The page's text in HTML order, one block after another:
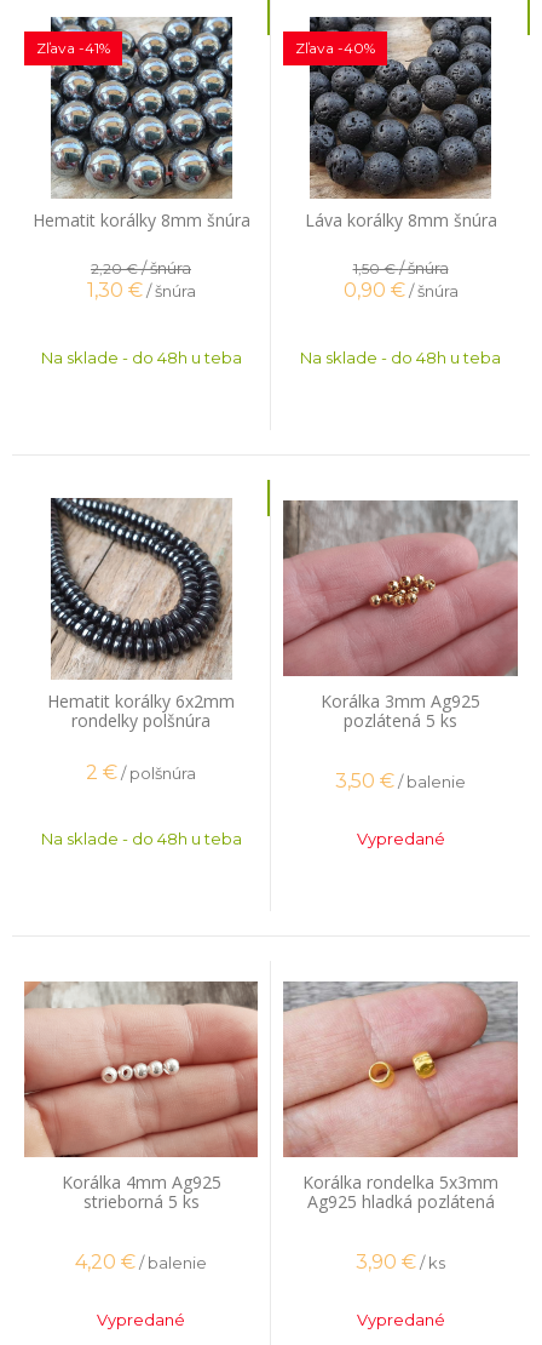
Hematit korálky 8mm šnúra
Zľava -41%
2,20 €/ šnúra
1,30 € / šnúra
Na sklade - do 48h u teba
Láva korálky 8mm šnúra
Zľava -40%
1,50 €/ šnúra
0,90 € / šnúra
Na sklade - do 48h u teba
Hematit korálky 6x2mm
rondelky polšnúra
2 €/ polšnúra
Na sklade - do 48h u teba
Korálka 3mm Ag925
pozlátená 5 ks
3,50 €/ balenie
Vypredané
Korálka 4mm Ag925
strieborná 5 ks
4,20 €/ balenie
Vypredané
Korálka rondelka 5x3mm
Ag925 hladká pozlátená
3,90 €/ ks
Vypredané